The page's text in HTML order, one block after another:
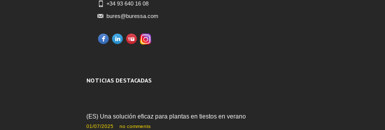
+34 93 640 16 08
bures@buressa.com
NOTICIAS DESTACADAS
(ES) Una solución eficaz para plantas en tiestos en verano
01/07/2025 no comments